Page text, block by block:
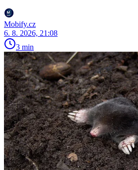
Mobify.cz
6. 8. 2026, 21:08
3 min